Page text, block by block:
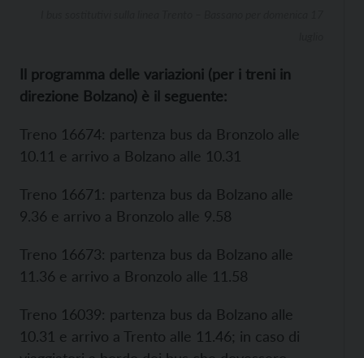
Il programma delle variazioni (per i treni in
direzione Bolzano) è il seguente:
Treno 16674: partenza bus da Bronzolo alle
10.11 e arrivo a Bolzano alle 10.31
Treno 16671: partenza bus da Bolzano alle
9.36 e arrivo a Bronzolo alle 9.58
Treno 16673: partenza bus da Bolzano alle
11.36 e arrivo a Bronzolo alle 11.58
Treno 16039: partenza bus da Bolzano alle
10.31 e arrivo a Trento alle 11.46; in caso di